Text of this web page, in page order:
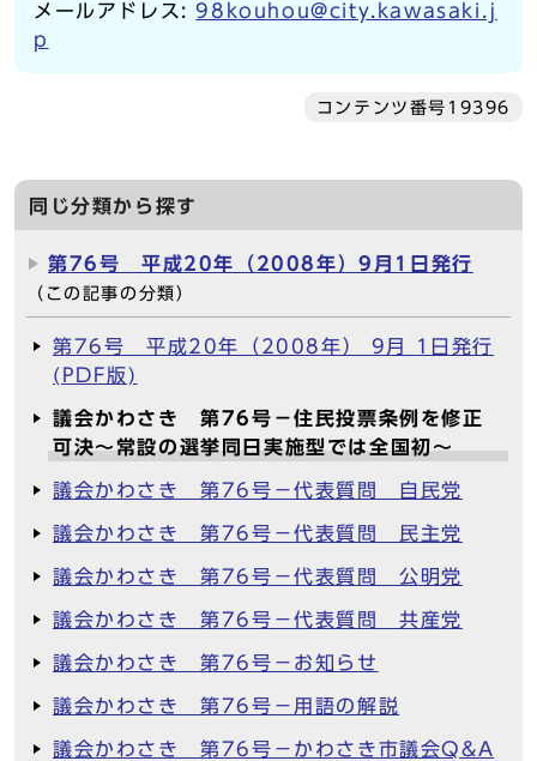
メールアドレス:98kouhou@city.kawasaki.j
p
コンテンツ番号19396
同じ分類から探す
第76号 平成20年（2008年）9月1日発行
（この記事の分類）
第76号 平成20年（2008年） 9月 1日発行
(PDF版)
議会かわさき 第76号－住民投票条例を修正
可決～常設の選挙同日実施型では全国初～
議会かわさき 第76号－代表質問 自民党
議会かわさき 第76号－代表質問 民主党
議会かわさき 第76号－代表質問 公明党
議会かわさき 第76号－代表質問 共産党
議会かわさき 第76号－お知らせ
議会かわさき 第76号－用語の解説
議会かわさき 第76号－かわさき市議会Q&A